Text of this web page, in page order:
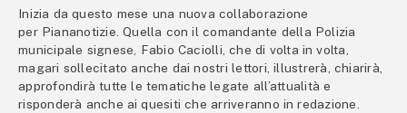
Inizia da questo mese una nuova collaborazione
per Piananotizie. Quella con il comandante della Polizia
municipale signese, Fabio Caciolli, che di volta in volta,
magari sollecitato anche dai nostri lettori, illustrerà, chiarirà,
approfondirà tutte le tematiche legate all’attualità e
risponderà anche ai quesiti che arriveranno in redazione.